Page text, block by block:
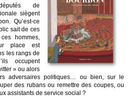
de
siègent
Qu’est-ce
sait de ces
hommes,
place est
les rangs de
occupent
» ou alors
adversaires politiques… ou bien, sur le
des rubans ou remettre des coupes, ou
assistants de service social ?